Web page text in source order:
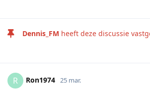
Dennis_FM heeft deze discussie
R Ron1974 25 mar.